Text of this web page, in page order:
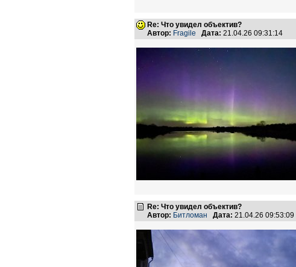
Re: Что увидел объектив?
Автор: Fragile Дата: 21.04.26 09:31:14
Re: Что увидел объектив?
Автор: Битломан Дата: 21.04.26 09:53:09